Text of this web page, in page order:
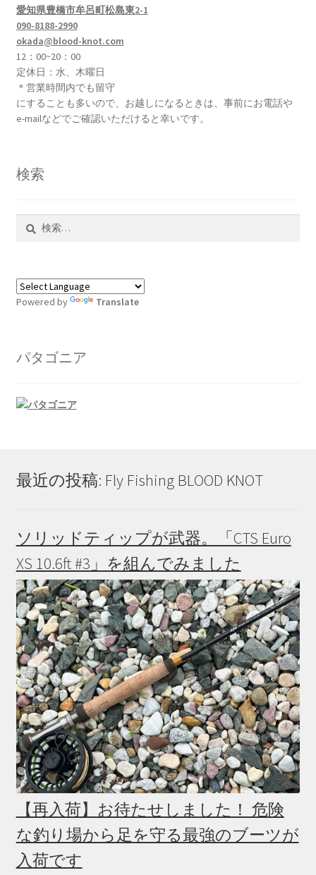
愛知県豊橋市牟呂町松島東2-1
090-8188-2990
okada@blood-knot.com
12：00~20：00
定休日：水、木曜日
＊営業時間内でも留守
にすることも多いので、お越しになるときは、事前にお電話や
e-mailなどでご確認いただけると幸いです。
検索
Powered by Translate
パタゴニア
最近の投稿: Fly Fishing BLOOD KNOT
ソリッドティップが武器。「CTS Euro
XS 10.6ft #3」を組んでみました
【再入荷】お待たせしました！ 危険
な釣り場から足を守る最強のブーツが
入荷です